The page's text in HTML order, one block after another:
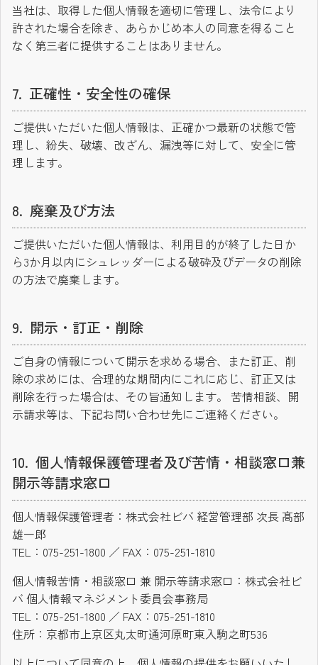
当社は、取得した個人情報を適切に管理し、法令により
許された場合を除き、あらかじめ本人の同意を得ること
なく第三者に提供することはありません。
正確性・安全性の確保
ご提供いただいた個人情報は、正確かつ最新の状態で管
理し、紛失、破壊、改ざん、漏洩等に対して、安全に管
理します。
廃棄及び方法
ご提供いただいた個人情報は、利用目的が終了した日か
ら3か月以内にシュレッダーによる破砕及びデータの削除
の方法で廃棄します。
開示・訂正・削除
ご自身の情報について開示を求める場合、また訂正、削
除の求めには、合理的な期間内にこれに応じ、訂正又は
削除を行った場合は、その旨通知します。 苦情相談、開
示請求等は、下記お問い合わせ先にご連絡ください。
個人情報保護管理者及び苦情・相談窓口兼
開示等請求窓口
個人情報保護管理者：株式会社ビバ 経営管理部 次長 髙部
雄一郎
TEL：075-251-1800 ／ FAX：075-251-1810
個人情報苦情・相談窓口 兼 開示等請求窓口：株式会社ビ
バ 個人情報マネジメント委員会事務局
TEL：075-251-1800 ／ FAX：075-251-1810
住所：京都市上京区丸太町通河原町東入駒之町536